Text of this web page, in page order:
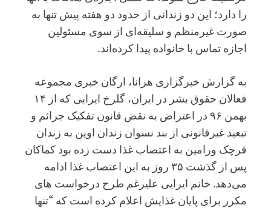
را دارد؛ این دو زندانی از حدود دو هفته پیش تنها به
صورت غیرمنظم و سلیقه‌ای از سوی مسئولین
اجازه تماس با خانواده پیدا کرده‌اند.
به گزارش خبرگزاری هرانا، ارگان خبری مجموعه
فعالان حقوق بشر در ایران، گلرخ ایرایی که از ۱۴
بهمن ۹۶ در اعتراض به نقض قانون تفکیک جرائم و
تبعید غیرقانونی از بند نسوان زندان اوین به زندان
قرچک ورامین به اعتصاب غذا دست زده بود کماکان
پس از گذشت ۳۵ روز به این اعتصاب غذا ادامه
می‌دهد. خانم ایرایی علیرغم طرح درخواست های
مکرر برای پایان غذایش اعلام کرده است که “تنها